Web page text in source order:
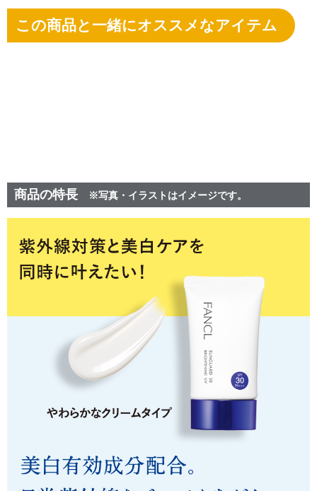
この商品と一緒にオススメなアイテム
商品の特長 ※写真・イラストはイメージです。